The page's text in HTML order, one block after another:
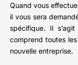
Quand vous
il vous sera
spécifique. Il s’agit
comprend toutes
nouvelle entreprise.